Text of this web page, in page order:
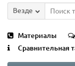
Везде
Материалы
Сравнительная